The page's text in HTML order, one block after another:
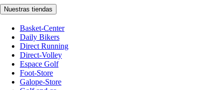
Nuestras tiendas
Basket-Center
Daily Bikers
Direct Running
Direct-Volley
Espace Golf
Foot-Store
Galope-Store